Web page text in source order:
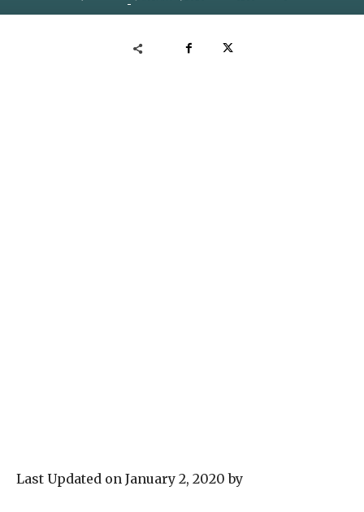
Last Updated on January 2, 2020 by